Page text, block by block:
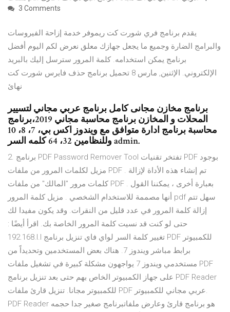
3 Comments
يقدم برنامج فري شورت كت ريموفر خدمة إزاحة الفيروسات
والبرامج الضارة وجميع ما يجعل جهازك معلق نعرض لكم اليوم أفضل
برنامج يمكن استخدامه. كلمة المرور سترسل إليك بالبريد
الإلكتروني. الإثنين, مارس 8 تحميل برنامج حذف فايرس شورت كت
نهائ
برنامج مخازن مجانى كامل برنامج عربي مجاني لتسيير
المحلات و المخازن برنامج محاسبة مجاني 2019،برنامج
محاسبة برنامج ادارة متوافق مع ويندوز اكس بي، 7، 8، 10
وللنظامين 32، 64 كلمه السر admin.
2. برنامج PDF Password Remover Tool تفتخر تقنيات PDF بوجود
مزيل لكلمات المرور من ملفات PDF . تم إنشاء هذه الأداة لإزالة
كلمات مرور "المالك" من ملفات PDF . بعبارة أخرى ، يمكننا القول
أنها مصممة للاستخدام الشخصي . مزيل كلمة المرور pdf سهل تتم
إزالة كلمة المرور في عدد قليل من النقرات. وقد يكون مفيدا لك
حتى لو كنت قد نسيت كلمة المرور الخاصة بك. اقرأ أيضًا :
192.168.l.l تغيير كلمة السر لواي فاي تنزيل برنامج PDF للكمبيوتر
برابط مباشر ويندوز 7. هناك بعض المستخدمين وتحديداً من
مستخدمي ويندوز 7 يواجهون مشكلة كبيرة في تشغيل ملفات PDF
على جهاز الكمبيوتر الخاص بهم حتى بعد تنزيل برنامج PDF Reader
للكمبيوتر مجانا. تنزيل قارئ ملفات PDF عربي مجاني للكمبيوتر.
PDF Reader هو برنامج قارئ وعارض ملفاتبرنامج صغير جدا حجمه